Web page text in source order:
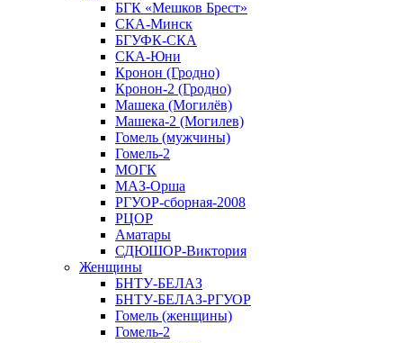
БГК «Мешков Брест»
СКА-Минск
БГУФК-СКА
СКА-Юни
Кронон (Гродно)
Кронон-2 (Гродно)
Машека (Могилёв)
Машека-2 (Могилев)
Гомель (мужчины)
Гомель-2
МОГК
МАЗ-Орша
РГУОР-сборная-2008
РЦОР
Аматары
СДЮШОР-Виктория
Женщины
БНТУ-БЕЛАЗ
БНТУ-БЕЛАЗ-РГУОР
Гомель (женщины)
Гомель-2